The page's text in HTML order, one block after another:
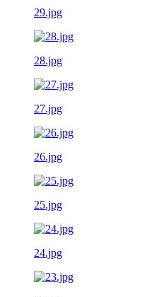
29.jpg
28.jpg
27.jpg
26.jpg
25.jpg
24.jpg